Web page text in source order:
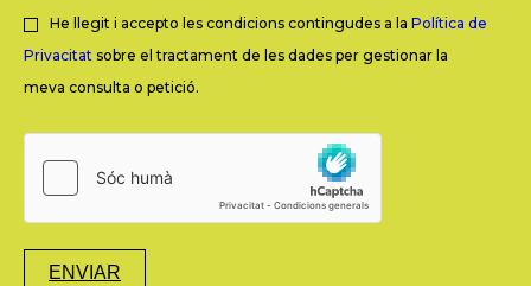
He llegit i accepto les condicions contingudes a la Política de
Privacitat sobre el tractament de les dades per gestionar la
meva consulta o petició.
ENVIAR